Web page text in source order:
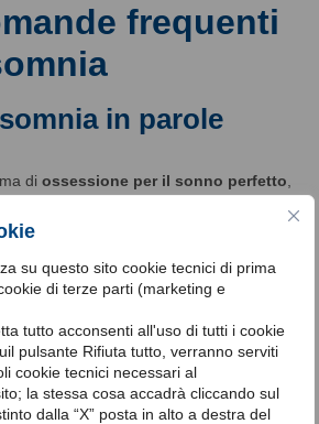
su questo sito cookie tecnici di prima
di terze parti (marketing e
tutto acconsenti all'uso di tutti i cookie
pulsante Rifiuta tutto, verranno serviti
cookie tecnici necessari al
la stessa cosa accadrà cliccando sul
dalla “X” posta in alto a destra del
frequenti
in parole
di ossessione per il sonno perfetto
soffre tende a valutare la qualità del
che alle proprie sensazioni.
è una malattia
classificata come disturbo ufficialenei
il DSM-5. Tuttavia, è un fenomeno
e documentato nella letteratura scientifica,
medicina del sonno.